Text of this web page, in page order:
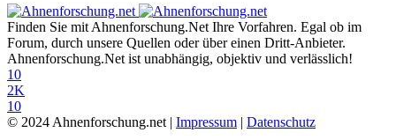
Finden Sie mit Ahnenforschung.Net Ihre Vorfahren. Egal ob im
Forum, durch unsere Quellen oder über einen Dritt-Anbieter.
Ahnenforschung.Net ist unabhängig, objektiv und verlässlich!
10
2K
10
© 2024 Ahnenforschung.net | Impressum | Datenschutz